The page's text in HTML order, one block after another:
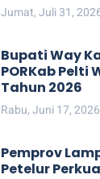
Jumat, Juli 31,
Bupati Way
PORKab Pelti
Tahun 2026
Rabu, Juni 17, 2026
Pemprov
Petelur